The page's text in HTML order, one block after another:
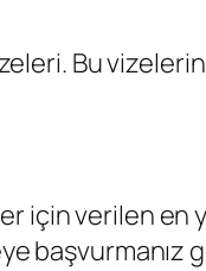
Bu
için verilen en
başvurmanız